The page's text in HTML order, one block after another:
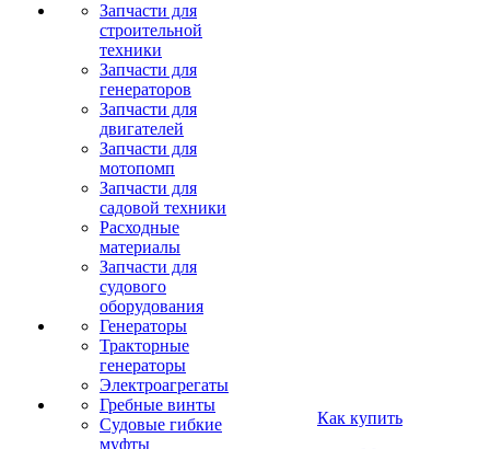
Запчасти для
строительной
техники
Запчасти для
генераторов
Запчасти для
двигателей
Запчасти для
мотопомп
Запчасти для
садовой техники
Расходные
материалы
Запчасти для
судового
оборудования
Генераторы
Тракторные
генераторы
Электроагрегаты
Гребные винты
Судовые гибкие
муфты
Как купить